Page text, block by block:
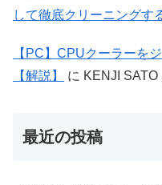
して徹底クリーニングす
【PC】CPUクーラーを
【解説】
に KENJI SATO
最近の投稿